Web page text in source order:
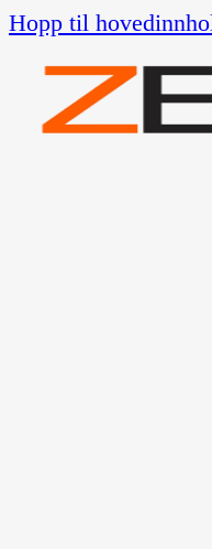
Hopp til